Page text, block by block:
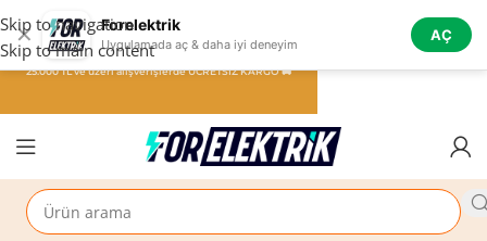
✕ Forelektrik
Uygulamada aç & daha iyi deneyim
AÇ
Skip to navigation
Skip to main content
25.000 TL ve üzeri alışverişlerde ÜCRETSİZ KARGO 🚚